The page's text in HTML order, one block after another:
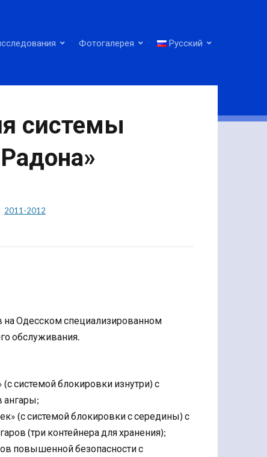
Фотогалерея Русский
системы
2011-2012
на Одесском специализированном
обслуживания.
системой блокировки изнутри) с
ангары;
(с системой блокировки с середины) с
(три контейнера для хранения);
повышенной безопасности с